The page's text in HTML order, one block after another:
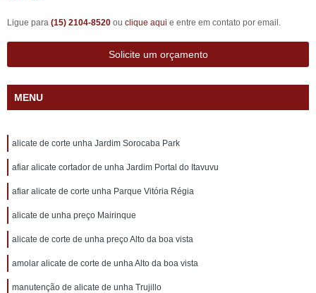
Ligue para (15) 2104-8520 ou clique aqui e entre em contato por email.
Solicite um orçamento
MENU
alicate de corte unha Jardim Sorocaba Park
afiar alicate cortador de unha Jardim Portal do Itavuvu
afiar alicate de corte unha Parque Vitória Régia
alicate de unha preço Mairinque
alicate de corte de unha preço Alto da boa vista
amolar alicate de corte de unha Alto da boa vista
manutenção de alicate de unha Trujillo